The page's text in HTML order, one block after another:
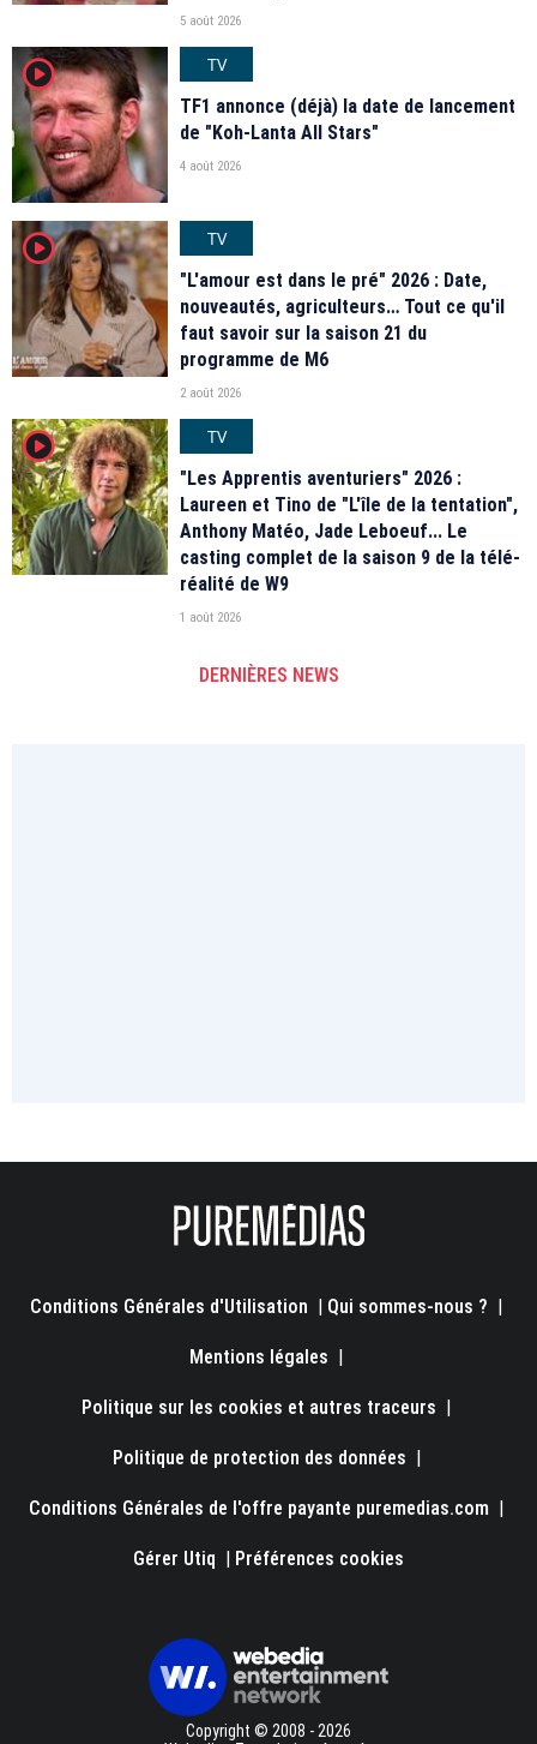
5 août 2026
player2
TV
TF1 annonce (déjà) la date de lancement
de "Koh-Lanta All Stars"
4 août 2026
player2
TV
"L'amour est dans le pré" 2026 : Date,
nouveautés, agriculteurs… Tout ce qu'il
faut savoir sur la saison 21 du
programme de M6
2 août 2026
player2
TV
"Les Apprentis aventuriers" 2026 :
Laureen et Tino de "L'île de la tentation",
Anthony Matéo, Jade Leboeuf... Le
casting complet de la saison 9 de la télé-
réalité de W9
1 août 2026
DERNIÈRES NEWS
Conditions Générales d'Utilisation | Qui sommes-nous ? |
Mentions légales |
Politique sur les cookies et autres traceurs |
Politique de protection des données |
Conditions Générales de l'offre payante puremedias.com |
Gérer Utiq | Préférences cookies
Copyright © 2008 - 2026